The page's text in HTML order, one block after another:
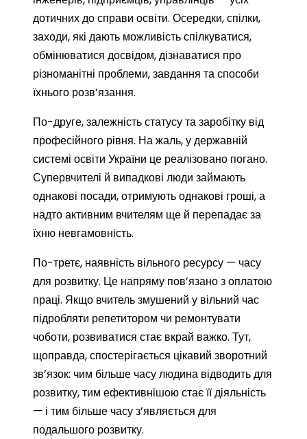
дотичних до справи освіти. Осередки, спілки,
заходи, які дають можливість спілкуватися,
обмінюватися досвідом, дізнаватися про
різноманітні проблеми, завдання та способи
їхнього розв’язання.
По-друге, залежність статусу та заробітку від
професійного рівня. На жаль, у державній
системі освіти України це реалізовано погано.
Супервчителі й випадкові люди займають
однакові посади, отримують однакові гроші, а
надто активним вчителям ще й перепадає за
їхню невгамовність.
По-третє, наявність вільного ресурсу — часу
для розвитку. Це напряму пов’язано з оплатою
праці. Якщо вчитель змушений у вільний час
підробляти репетитором чи ремонтувати
чоботи, розвиватися стає вкрай важко. Тут,
щоправда, спостерігається цікавий зворотний
зв’язок: чим більше часу людина відводить для
розвитку, тим ефективнішою стає її діяльність
— і тим більше часу з’являється для
подальшого розвитку.